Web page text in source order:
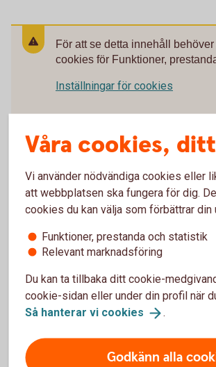
För att se detta innehåll
cookies för Funktioner,
Inställningar för cookies
Vanliga frågor om
företagare
Varför är det viktigt för mig som
spara till pension?
Hur mycket bör jag som
pension?
Vilka avdragsmöjligheter finns
Våra cookies,
Vi använder nödvändiga cookies eller
att webbplatsen ska fungera för dig.
cookies du kan välja som förbättrar din
Funktioner, prestanda och statistik
Relevant marknadsföring
Du kan ta tillbaka ditt cookie-
cookie-sidan eller under din profil när
Så hanterar vi cookies .
Godkänn alla